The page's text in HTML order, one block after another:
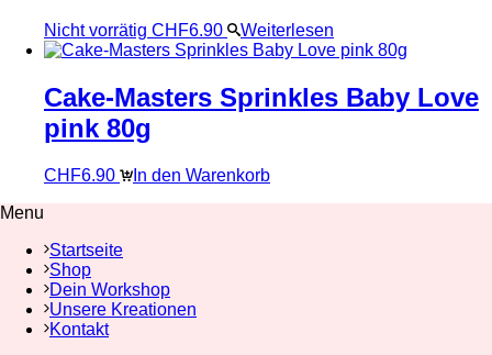
Nicht vorrätig CHF6.90 Weiterlesen
Cake-Masters Sprinkles Baby Love
pink 80g
CHF6.90
In den Warenkorb
Menu
Startseite
Shop
Dein Workshop
Unsere Kreationen
Kontakt